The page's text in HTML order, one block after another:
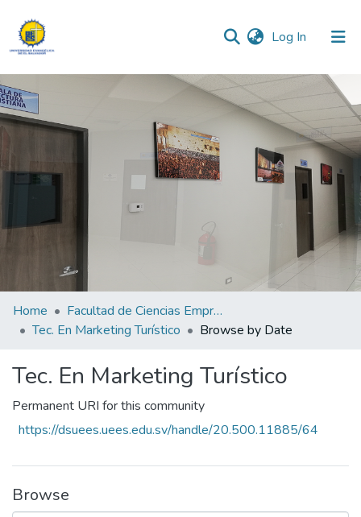
Log In (current)
Communities & Collections
All of DSpace
Home
Facultad de Ciencias Empresariales
Tec. En Marketing Turístico
Browse by Date
Tec. En Marketing Turístico
Permanent URI for this community
https://dsuees.uees.edu.sv/handle/20.500.11885/64
Browse